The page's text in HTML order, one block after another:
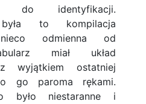
do identyfikacji.
była to kompilacja
nieco odmienna od
miał układ
wyjątkiem ostatniej
go paroma rękami.
było niestaranne i